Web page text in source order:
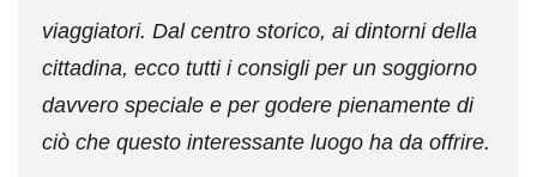
viaggiatori. Dal centro storico, ai dintorni della
cittadina, ecco tutti i consigli per un soggiorno
davvero speciale e per godere pienamente di
ciò che questo interessante luogo ha da offrire.